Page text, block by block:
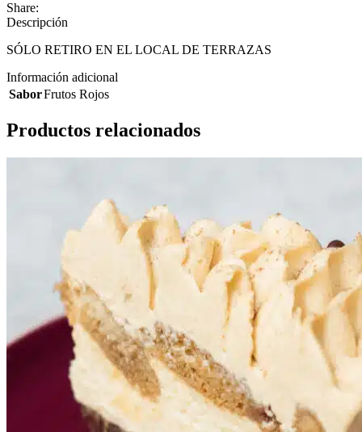
Share:
Descripción
SÓLO RETIRO EN EL LOCAL DE TERRAZAS
Información adicional
SaborFrutos Rojos
Productos relacionados